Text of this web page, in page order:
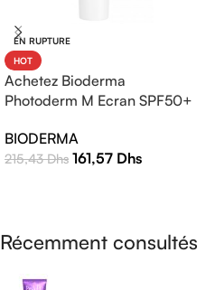
EN RUPTURE
HOT
Achetez Bioderma
Photoderm M Ecran SPF50+
Protection Solaire Haute
Efficacité
BIODERMA
215,43Dhs 161,57 Dhs
Récemment consultés